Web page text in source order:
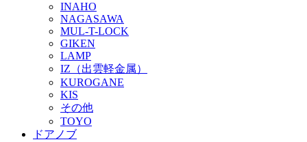
INAHO
NAGASAWA
MUL-T-LOCK
GIKEN
LAMP
IZ（出雲軽金属）
KUROGANE
KIS
その他
TOYO
ドアノブ